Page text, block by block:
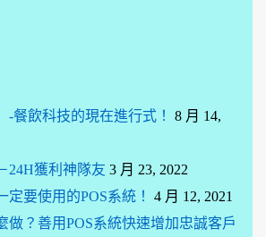
-餐飲科技的現在進行式！
8 月 14,
24H獲利神隊友 3 月 23, 2022
定要使用的POS系統！
4 月 12, 2021
做？善用POS系統快速增加忠誠客戶